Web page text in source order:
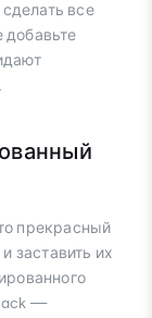
все
прекрасный
заставить их
—